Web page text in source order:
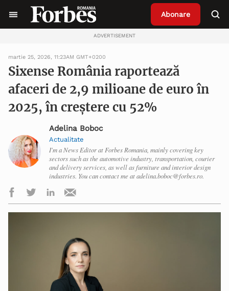
Abonare
ADVERTISEMENT
martie 25, 2026, 11:23AM GMT+0200
Sixense România raportează
afaceri de 2,9 milioane de euro în
2025, în creștere cu 52%
Adelina Boboc
Actualitate
I'm a News Editor at Forbes Romania, mainly covering key
sectors such as the automotive industry, transportation, courier
and delivery services, as well as furniture and interior design
industries. You can contact me at adelina.boboc@forbes.ro.